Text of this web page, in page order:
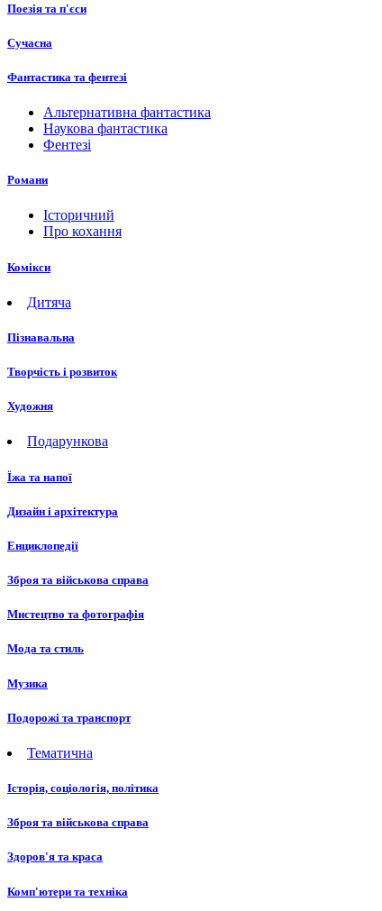
Поезія та п'єси
Сучасна
Фантастика та фентезі
Альтернативна фантастика
Наукова фантастика
Фентезі
Романи
Історичний
Про кохання
Комікси
Дитяча
Пізнавальна
Творчість і розвиток
Художня
Подарункова
Їжа та напої
Дизайн і архітектура
Енциклопедії
Зброя та військова справа
Мистецтво та фотографія
Мода та стиль
Музика
Подорожі та транспорт
Тематична
Історія, соціологія, політика
Зброя та військова справа
Здоров'я та краса
Комп'ютери та техніка